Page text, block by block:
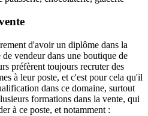
d'avoir un diplôme dans la
vendeur dans une boutique de
préfèrent toujours recruter des
à leur poste, et c'est pour cela qu'il
dans ce domaine, surtout
formations dans la vente, qui
à ce poste, et notamment :